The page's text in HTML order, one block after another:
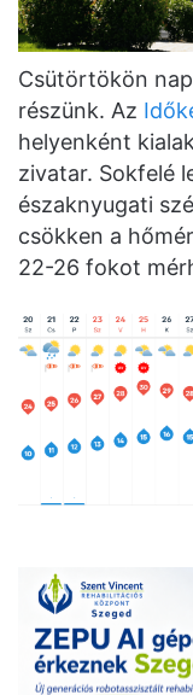
Csütörtökön
részünk. Az
helyenként
zivatar. Sokfelé
északnyugati
csökken a
22-26 fokot